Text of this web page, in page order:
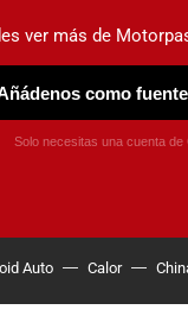
DE ACEITE
DEAuto Calor
ver más de
como
Solo necesitas una cuenta de